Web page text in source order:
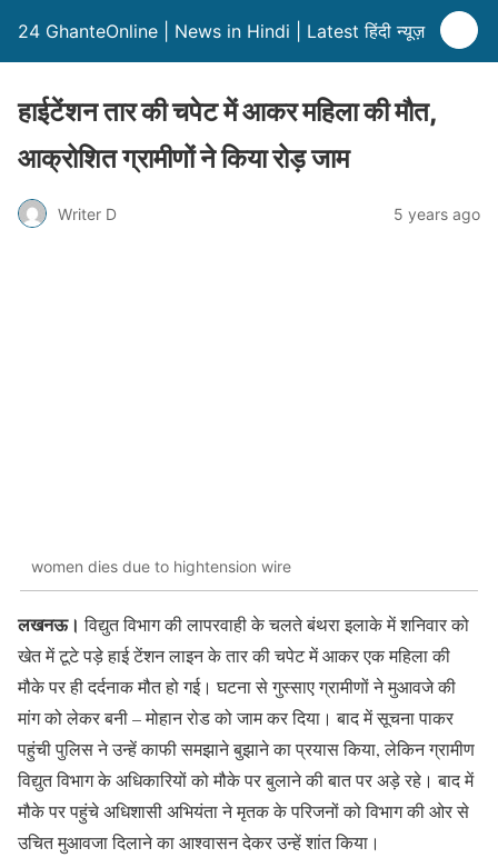
24 GhanteOnline | News in Hindi | Latest हिंदी न्यूज़
हाईटेंशन तार की चपेट में आकर महिला की मौत,
आक्रोशित ग्रामीणों ने किया रोड़ जाम
Writer D 5 years ago
women dies due to hightension wire
लखनऊ। विद्युत विभाग की लापरवाही के चलते बंथरा इलाके में शनिवार को
खेत में टूटे पड़े हाई टेंशन लाइन के तार की चपेट में आकर एक महिला की
मौके पर ही दर्दनाक मौत हो गई। घटना से गुस्साए ग्रामीणों ने मुआवजे की
मांग को लेकर बनी – मोहान रोड को जाम कर दिया। बाद में सूचना पाकर
पहुंची पुलिस ने उन्हें काफी समझाने बुझाने का प्रयास किया, लेकिन ग्रामीण
विद्युत विभाग के अधिकारियों को मौके पर बुलाने की बात पर अड़े रहे। बाद में
मौके पर पहुंचे अधिशासी अभियंता ने मृतक के परिजनों को विभाग की ओर से
उचित मुआवजा दिलाने का आश्वासन देकर उन्हें शांत किया।